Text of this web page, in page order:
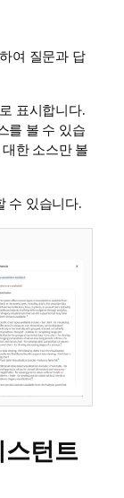
여 질문과 답
표시합니다.
를 볼 수 있습
한 소스만 볼
수 있습니다.
턴트